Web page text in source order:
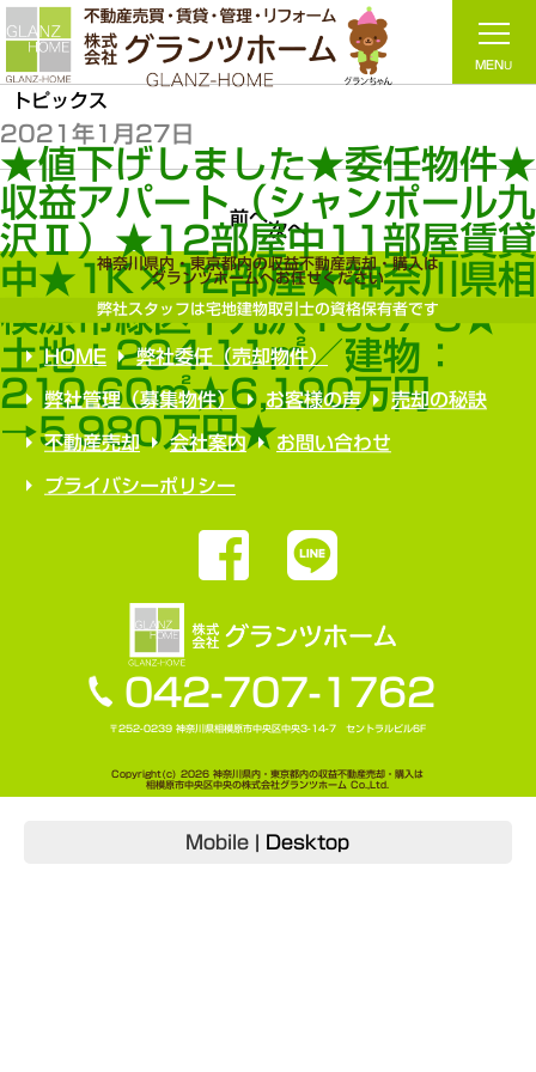
トピックス
2021年1月27日
★値下げしました★委任物件★
収益アパート（シャンポール九
沢Ⅱ）★12部屋中11部屋賃貸
中★1K×12部屋★神奈川県相
模原市緑区下九沢1937-8★
土地：294.11㎡／建物：
210.60㎡★6,190万円
→5,980万円★
前へ
次へ
神奈川県内・東京都内の収益不動産売却・購入は
グランツホームへお任せください
弊社スタッフは宅地建物取引士の資格保有者です
HOME 弊社委任（売却物件）
弊社管理（募集物件） お客様の声 売却の秘訣
不動産売却 会社案内 お問い合わせ
プライバシーポリシー
042-707-1762
〒252-0239 神奈川県相模原市中央区中央3-14-7 セントラルビル6F
Copyright(c) 2026 神奈川県内・東京都内の収益不動産売却・購入は
相模原市中央区中央の株式会社グランツホーム Co.,Ltd.
Mobile Desktop